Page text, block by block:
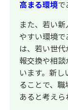
高まる環境で
また、若い
やすい環境
は、若い世
報交換や相
います。新
ることで、
あると考えら